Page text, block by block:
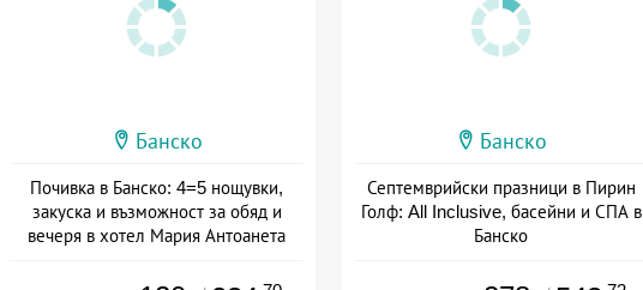
Банско
Почивка в Банско: 4=5 нощувки,
закуска и възможност за обяд и
вечеря в хотел Мария Антоанета
Банско
Септемврийски празници в Пирин
Голф: All Inclusive, басейни и СПА в
Банско